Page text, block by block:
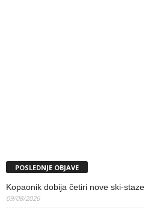
POSLEDNJE OBJAVE
Kopaonik dobija četiri nove ski-staze
09/08/2026